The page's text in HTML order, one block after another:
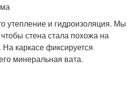
утепление и гидроизоляция. Мы
стена стала похожа на
каркасе фиксируется
минеральная вата.